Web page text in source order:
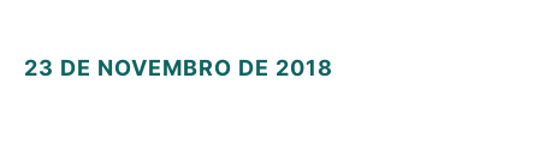
23 DE NOVEMBRO DE 2018